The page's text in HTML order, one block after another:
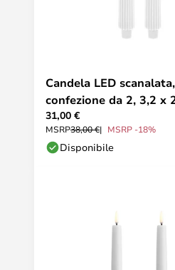
Candela LED scanalata,
confezione da 2, 3,2 x
31,00 €
MSRP38,00 € MSRP -18%
Disponibile